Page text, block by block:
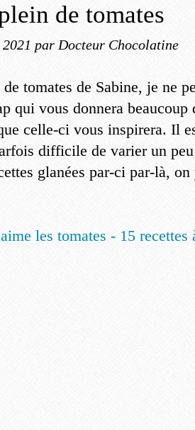
de tomates
par Docteur Chocolatine
tomates de Sabine, je ne
qui vous donnera beaucoup
celle-ci vous inspirera. Il
difficile de varier un
glanées par-ci par-là,